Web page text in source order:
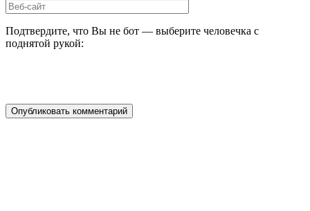
Подтвердите, что Вы не бот — выберите человечка с
поднятой рукой: